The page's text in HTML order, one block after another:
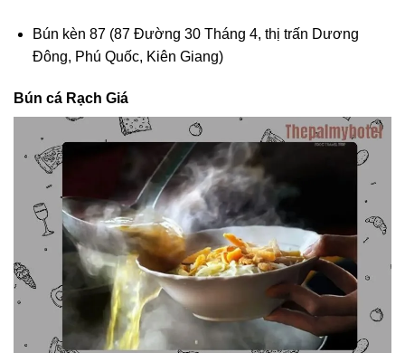
Bún kèn 87 (87 Đường 30 Tháng 4, thị trấn Dương
Đông, Phú Quốc, Kiên Giang)
Bún cá Rạch Giá